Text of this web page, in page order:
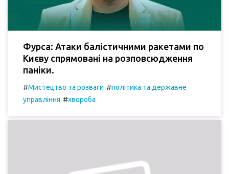
Фурса: Атаки балістичними ракетами по
Києву спрямовані на розповсюдження
паніки.
#Мистецтво та розваги #політика та державне
управління #хвороба